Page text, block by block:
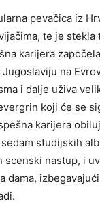
pevačica iz
te je stekla
karijera
na
i dalje uživa
koji će se
karijera
studijskih
scenski nastup, i
dama,